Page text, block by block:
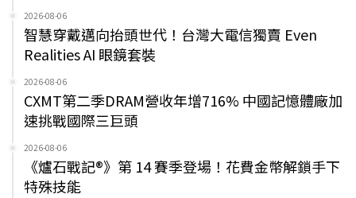
2026-08-06
智慧穿戴邁向抬頭世代！台灣大電信獨賣 Even
Realities AI 眼鏡套裝
2026-08-06
CXMT第二季DRAM營收年增716% 中國記憶體廠加
速挑戰國際三巨頭
2026-08-06
《爐石戰記®》第 14 賽季登場！花費金幣解鎖手下
特殊技能